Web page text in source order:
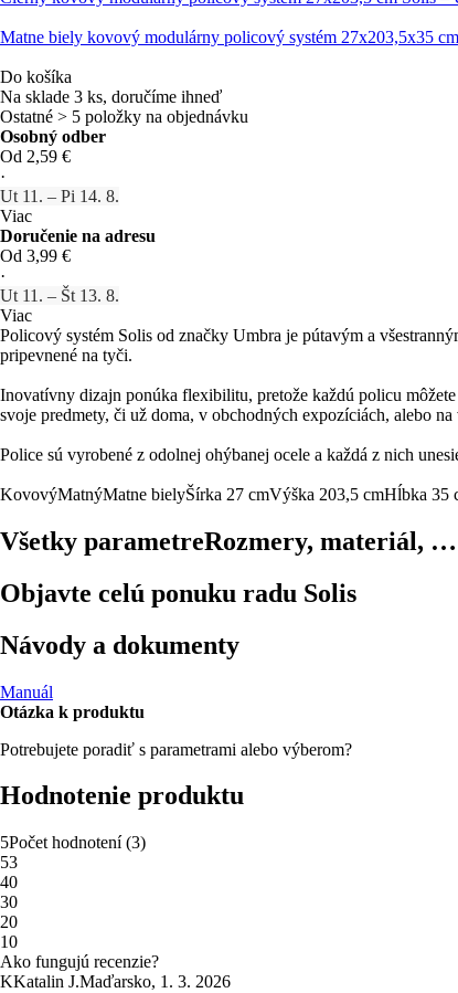
Matne biely kovový modulárny policový systém 27x203,5x35
Do košíka
Na sklade 3 ks, doručíme ihneď
Ostatné > 5 položky na objednávku
Osobný odber
Od 2,59 €
·
Ut 11. – Pi 14. 8.
Viac
Doručenie na adresu
Od 3,99 €
·
Ut 11. – Št 13. 8.
Viac
Policový systém Solis od značky Umbra je pútavým a
pripevnené na tyči.
Inovatívny dizajn ponúka flexibilitu, pretože každú policu
svoje predmety, či už doma, v obchodných expozíciách, alebo
Police sú vyrobené z odolnej ohýbanej ocele a každá z nich
KovovýMatnýMatne bielyŠírka 27 cmVýška 203,5 cmHĺbka 35
Všetky parametreRozmery, materiál, …
Objavte celú ponuku radu Solis
Návody a dokumenty
Manuál
Otázka k produktu
Potrebujete poradiť s parametrami alebo výberom?
Hodnotenie produktu
5Počet hodnotení(3)
53
40
30
20
10
Ako fungujú recenzie?
KKatalin J.Maďarsko, 1. 3. 2026